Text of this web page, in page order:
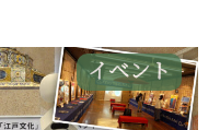
イベント